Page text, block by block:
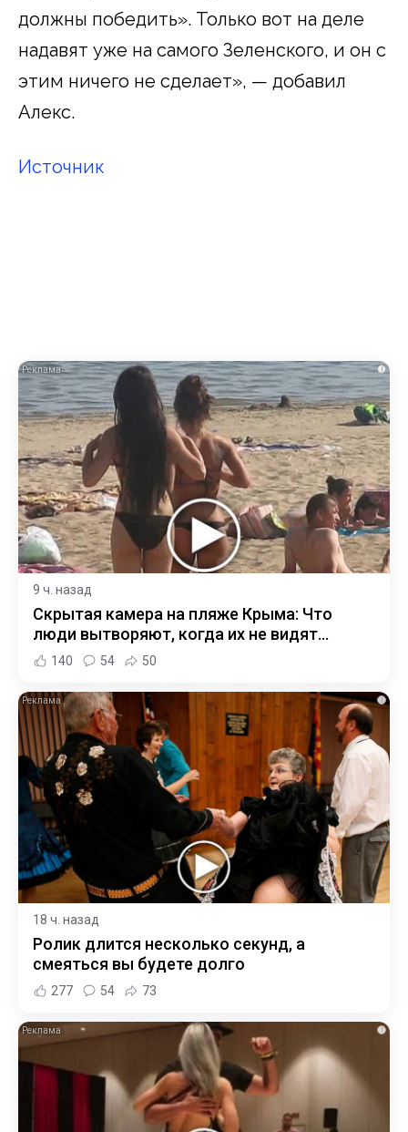
должны победить». Только вот на деле
надавят уже на самого Зеленского, и он с
этим ничего не сделает», — добавил
Алекс.
Источник
i
9 ч. назад
Скрытая камера на пляже Крыма: Что
люди вытворяют, когда их не видят...
140 54 50
i
18 ч. назад
Ролик длится несколько секунд, а
смеяться вы будете долго
277 54 73
i